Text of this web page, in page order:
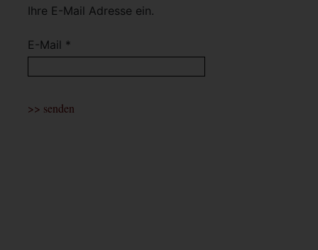
Ihre E-Mail Adresse ein.
E-Mail *